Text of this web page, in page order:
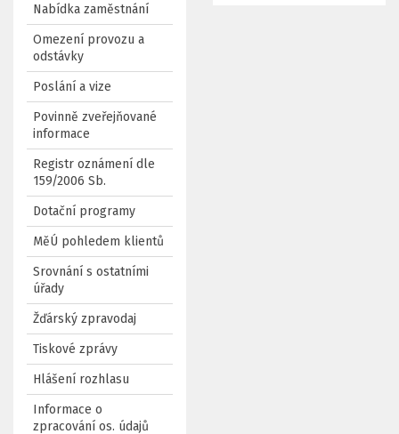
Nabídka zaměstnání
Omezení provozu a
odstávky
Poslání a vize
Povinně zveřejňované
informace
Registr oznámení dle
159/2006 Sb.
Dotační programy
MěÚ pohledem klientů
Srovnání s ostatními
úřady
Žďárský zpravodaj
Tiskové zprávy
Hlášení rozhlasu
Informace o
zpracování os. údajů